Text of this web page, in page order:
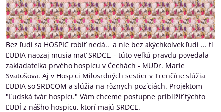
Bez ľudí sa HOSPIC robiť nedá... a nie bez akýchkoľvek ľudí ... tí
ĽUDIA naozaj musia mať SRDCE. - túto veľkú pravdu povedala
zakladateľka prvého hospicu v Čechách - MUDr. Marie
Svatošová. Aj v Hospici Milosrdných sestier v Trenčíne slúžia
ĽUDIA so SRDCOM a slúžia na rôznych pozíciách. Projektom
"Ľudská tvár hospicu" Vám chceme postupne priblížiť týchto
ĽUDÍ z nášho hospicu, ktorí majú SRDCE.